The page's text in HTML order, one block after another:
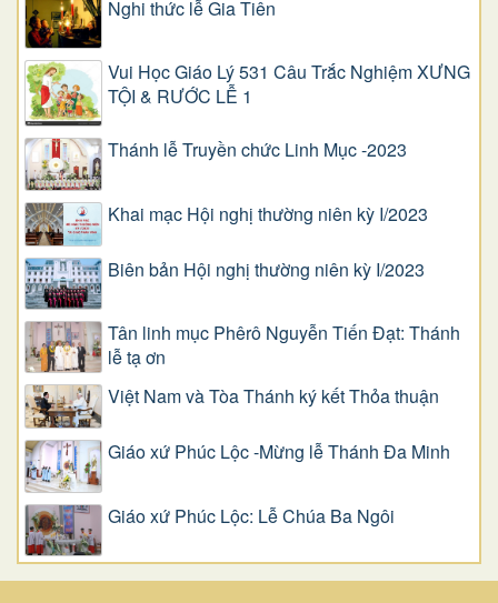
Nghi thức lễ Gia Tiên
Vui Học Giáo Lý 531 Câu Trắc Nghiệm XƯNG
TỘI & RƯỚC LỄ 1
Thánh lễ Truyền chức Linh Mục -2023
Khai mạc Hội nghị thường niên kỳ I/2023
Biên bản Hội nghị thường niên kỳ I/2023
Tân linh mục Phêrô Nguyễn Tiến Đạt: Thánh
lễ tạ ơn
Việt Nam và Tòa Thánh ký kết Thỏa thuận
Giáo xứ Phúc Lộc -Mừng lễ Thánh Đa Minh
Giáo xứ Phúc Lộc: Lễ Chúa Ba Ngôi